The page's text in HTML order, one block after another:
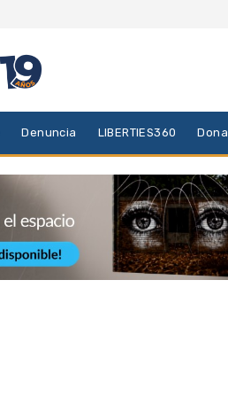
Denuncia LIBERTIES360 Dona